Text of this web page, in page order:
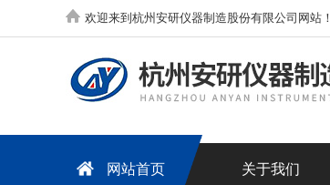
欢迎来到杭州安研仪器制造股份有限公司网站！
网站首页 关于我们